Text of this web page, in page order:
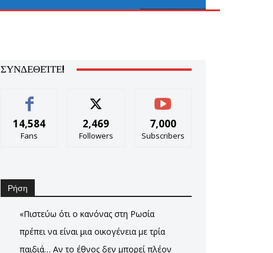
ΣΥΝΔΕΘΕΊΤΕ!
14,584
Fans
2,469
Followers
7,000
Subscribers
Ρήση
«Πιστεύω ότι ο κανόνας στη Ρωσία
πρέπει να είναι μια οικογένεια με τρία
παιδιά… Αν το έθνος δεν μπορεί πλέον